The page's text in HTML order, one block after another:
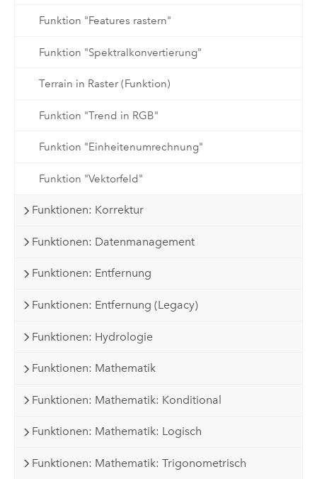
Funktion "Features rastern"
Funktion "Spektralkonvertierung"
Terrain in Raster (Funktion)
Funktion "Trend in RGB"
Funktion "Einheitenumrechnung"
Funktion "Vektorfeld"
Funktionen: Korrektur
Funktionen: Datenmanagement
Funktionen: Entfernung
Funktionen: Entfernung (Legacy)
Funktionen: Hydrologie
Funktionen: Mathematik
Funktionen: Mathematik: Konditional
Funktionen: Mathematik: Logisch
Funktionen: Mathematik: Trigonometrisch